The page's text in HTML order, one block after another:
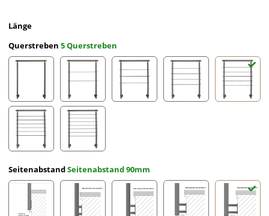
Länge
Querstreben 5 Querstreben
ohne Querstreben2 Querstreben
SeitenabstandSeitenabstand 90mm